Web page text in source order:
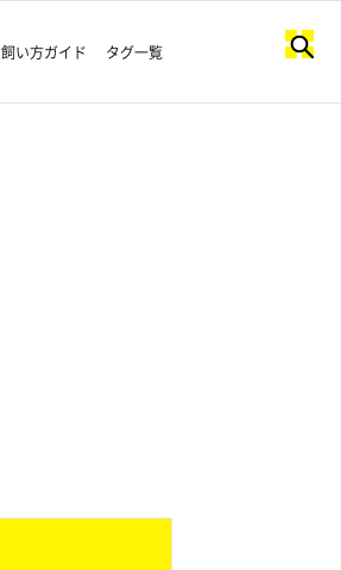
飼い方ガイド タグ一覧